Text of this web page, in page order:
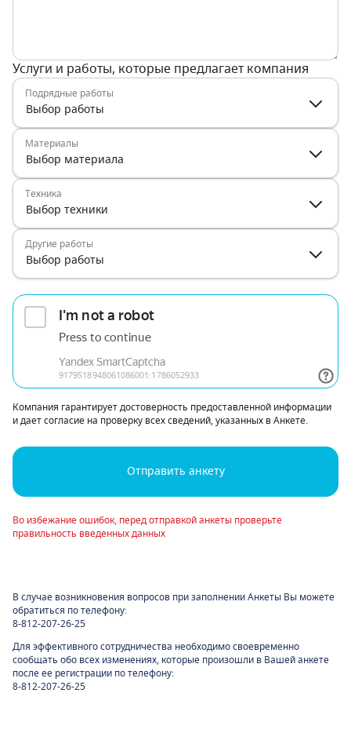
Услуги и работы, которые предлагает компания
Подрядные работы
Выбор работы
Материалы
Выбор материала
Техника
Выбор техники
Другие работы
Выбор работы
Компания гарантирует достоверность предоставленной информации
и дает согласие на проверку всех сведений, указанных в Анкете.
Отправить анкету
Во избежание ошибок, перед отправкой анкеты проверьте
правильность введенных данных
В случае возникновения вопросов при заполнении Анкеты Вы можете
обратиться по телефону:
8-812-207-26-25
Для эффективного сотрудничества необходимо своевременно
сообщать обо всех изменениях, которые произошли в Вашей анкете
после ее регистрации по телефону:
8-812-207-26-25